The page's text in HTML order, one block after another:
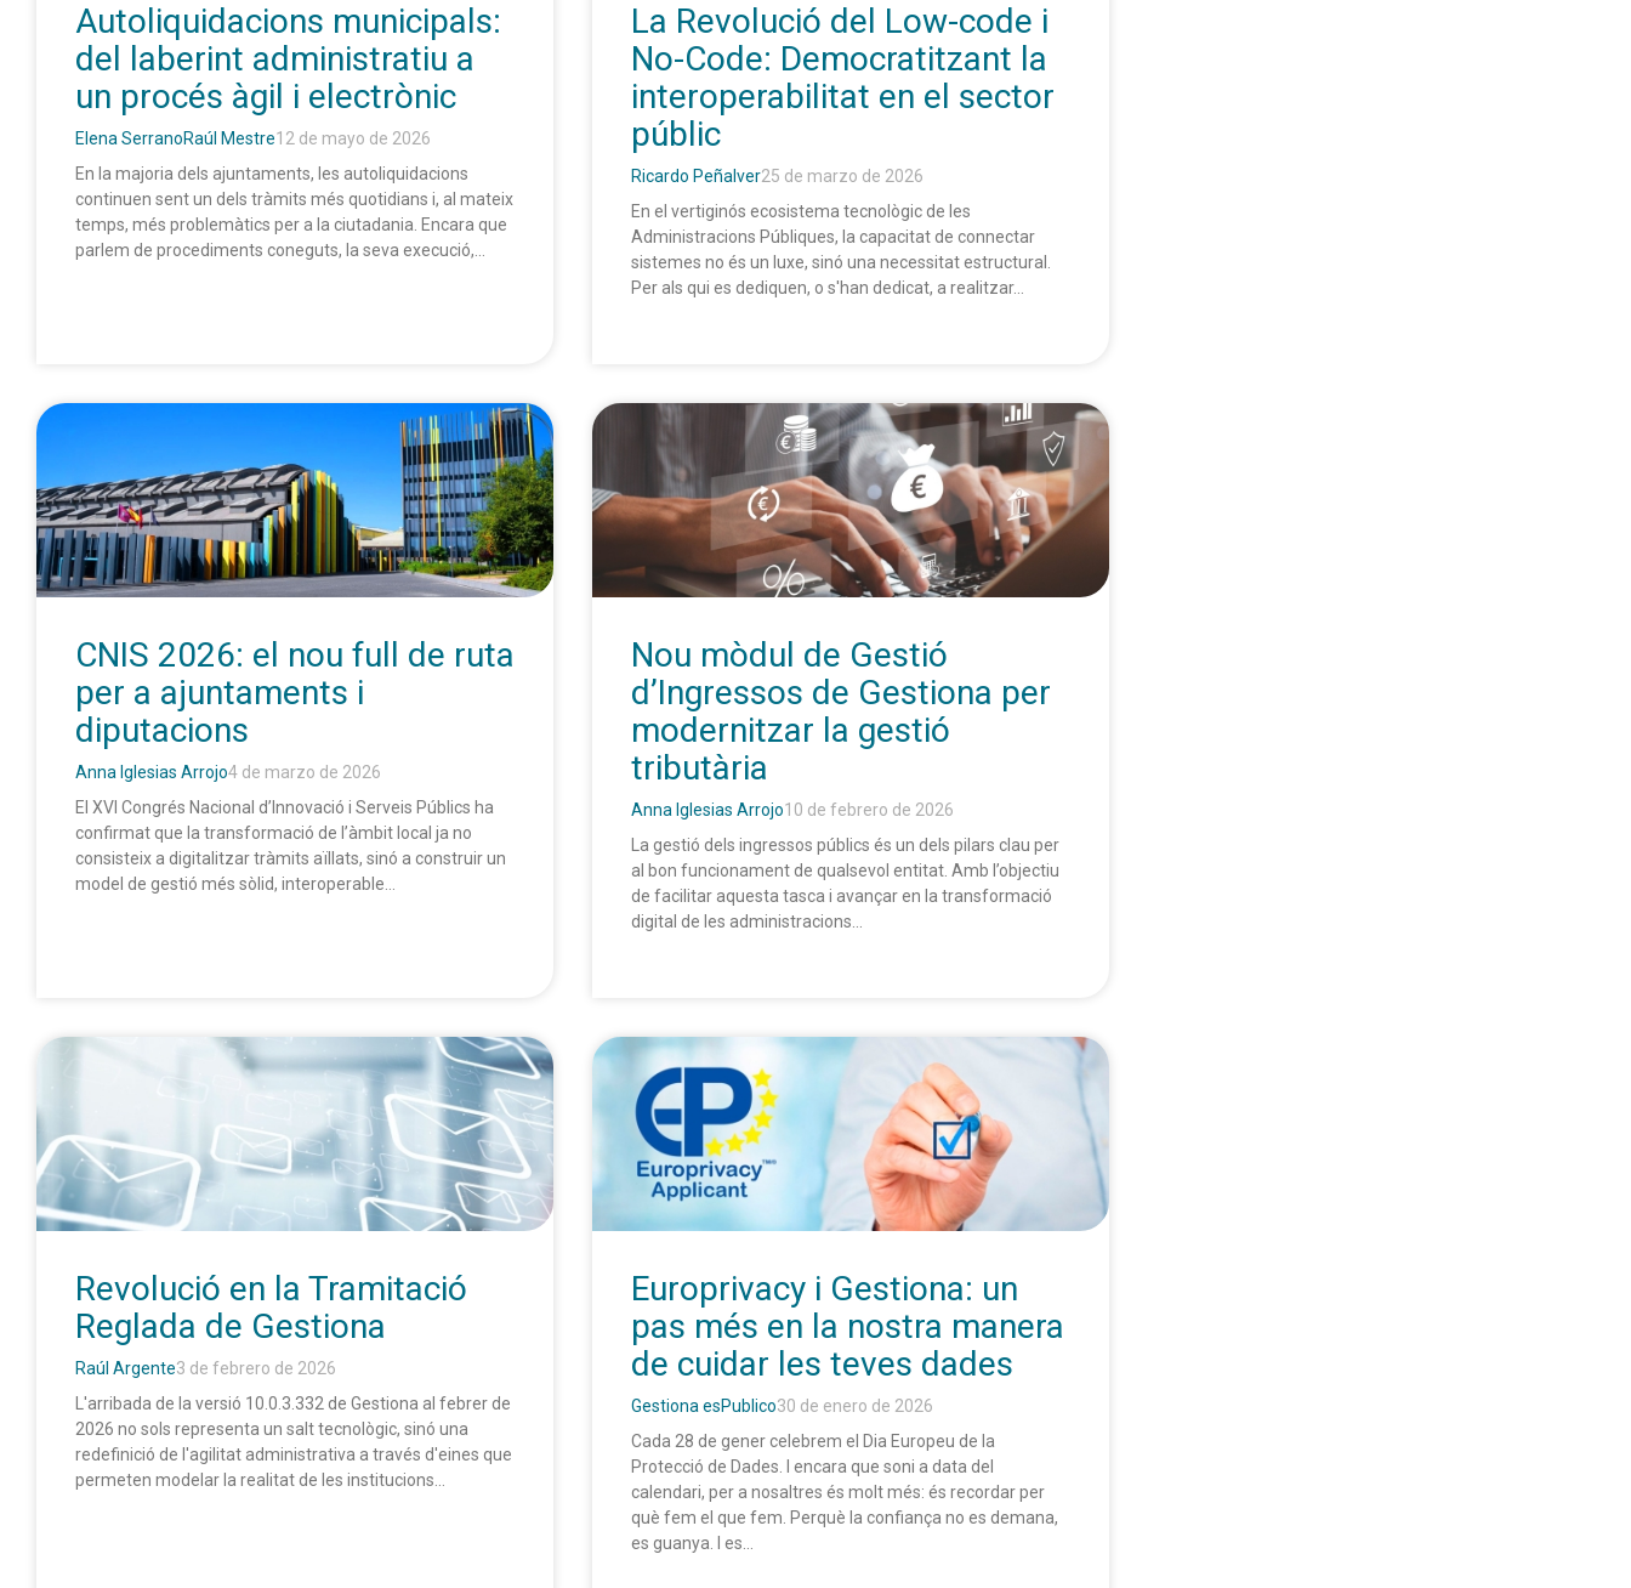
Autoliquidacions municipals:
del laberint administratiu a
un procés àgil i electrònic
Elena SerranoRaúl Mestre12 de mayo de 2026
En la majoria dels ajuntaments, les autoliquidacions
continuen sent un dels tràmits més quotidians i, al mateix
temps, més problemàtics per a la ciutadania. Encara que
parlem de procediments coneguts, la seva execució,...
La Revolució del Low-code i
No-Code: Democratitzant la
interoperabilitat en el sector
públic
Ricardo Peñalver25 de marzo de 2026
En el vertiginós ecosistema tecnològic de les
Administracions Públiques, la capacitat de connectar
sistemes no és un luxe, sinó una necessitat estructural.
Per als qui es dediquen, o s'han dedicat, a realitzar...
CNIS 2026: el nou full de ruta
per a ajuntaments i
diputacions
Anna Iglesias Arrojo4 de marzo de 2026
El XVI Congrés Nacional d’Innovació i Serveis Públics ha
confirmat que la transformació de l’àmbit local ja no
consisteix a digitalitzar tràmits aïllats, sinó a construir un
model de gestió més sòlid, interoperable...
Nou mòdul de Gestió
d’Ingressos de Gestiona per
modernitzar la gestió
tributària
Anna Iglesias Arrojo10 de febrero de 2026
La gestió dels ingressos públics és un dels pilars clau per
al bon funcionament de qualsevol entitat. Amb l’objectiu
de facilitar aquesta tasca i avançar en la transformació
digital de les administracions...
Revolució en la Tramitació
Reglada de Gestiona
Raúl Argente3 de febrero de 2026
L'arribada de la versió 10.0.3.332 de Gestiona al febrer de
2026 no sols representa un salt tecnològic, sinó una
redefinició de l'agilitat administrativa a través d'eines que
permeten modelar la realitat de les institucions...
Europrivacy i Gestiona: un
pas més en la nostra manera
de cuidar les teves dades
Gestiona esPublico30 de enero de 2026
Cada 28 de gener celebrem el Dia Europeu de la
Protecció de Dades. I encara que soni a data del
calendari, per a nosaltres és molt més: és recordar per
què fem el que fem. Perquè la confiança no es demana,
es guanya. I es...